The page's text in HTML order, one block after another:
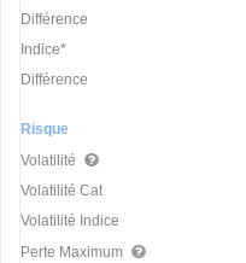
Différence
Indice*
Différence
Risque
Volatilité
Volatilité Cat
Volatilité Indice
Perte Maximum